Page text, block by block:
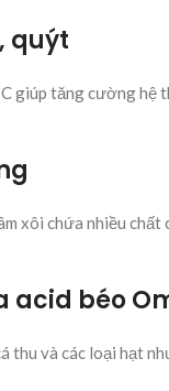
quýt
giúp tăng cường hệ
xôi chứa nhiều
acid béo
thu và các loại hạt